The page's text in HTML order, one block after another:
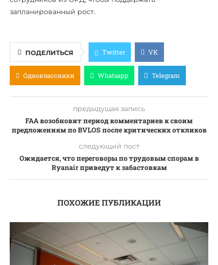
запланированный рост.
ПОДЕЛИТЬСЯ Twitter VK
Одноклассники Whatsapp Telegram
предыдущая запись
FAA возобновит период комментариев к своим
предложениям по BVLOS после критических откликов
следующий пост
Ожидается, что переговоры по трудовым спорам в
Ryanair приведут к забастовкам
ПОХОЖИЕ ПУБЛИКАЦИИ